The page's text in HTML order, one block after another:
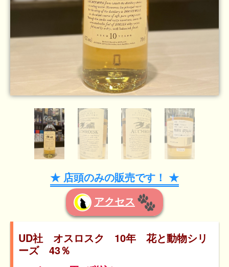
★ 店頭のみの販売です！ ★
アクセス
UD社 オスロスク 10年 花と動物シリ
ーズ 43％